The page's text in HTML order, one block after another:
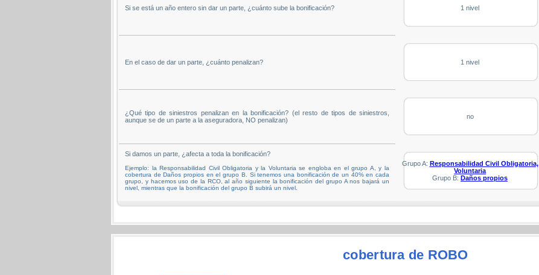
Si se está un año entero sin dar un parte, ¿cuánto sube la bonificación? 1 nivel
En el caso de dar un parte, ¿cuánto penalizan? 1 nivel
¿Qué tipo de siniestros penalizan en la bonificación? (el resto de tipos de siniestros,
aunque se de un parte a la aseguradora, NO penalizan)
no
Si damos un parte, ¿afecta a toda la bonificación?
Ejemplo: la Responsabilidad Civil Obligatoria y la Voluntaria se engloba en el grupo A, y la
cobertura de Daños propios en el grupo B. Si tenemos una bonificación de un 40% en cada
grupo, y hacemos uso de la RCO, al año siguiente la bonificación del grupo A nos bajará un
nivel, mientras que la bonificación del grupo B subirá un nivel.
Grupo A: Responsabilidad Civil Obligatoria,
Voluntaria
Grupo B: Daños propios
cobertura de ROBO